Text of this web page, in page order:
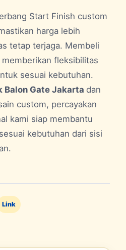
Start Finish custom
harga lebih
tetap terjaga. Membeli
fleksibilitas
sesuai kebutuhan.
Balon Gate Jakarta dan
custom, percayakan
kami siap membantu
kebutuhan dari sisi
Link